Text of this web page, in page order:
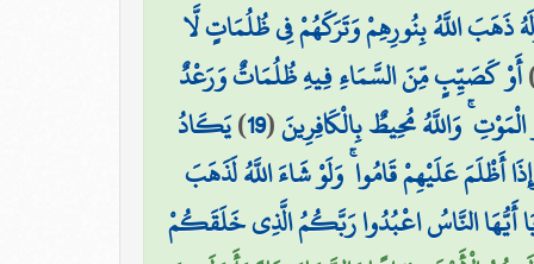
ذَهَبَ اللَّهُ بِنُورِهِمْ وَتَرَكَهُمْ فِي ظُلُمَاتٍ لَّا
أَوْ كَصَيِّبٍ مِّنَ السَّمَاءِ فِيهِ ظُلُمَاتٌ وَرَعْدٌ
وَاللَّهُ مُحِيطٌ بِالْكَافِرِينَ(
19
)يَكَادُ
أَظْلَمَ عَلَيْهِمْ قَامُوا ۚ وَلَوْ شَاءَ اللَّهُ لَذَهَبَ
أَيُّهَا النَّاسُ اعْبُدُوا رَبَّكُمُ الَّذِي خَلَقَكُمْ